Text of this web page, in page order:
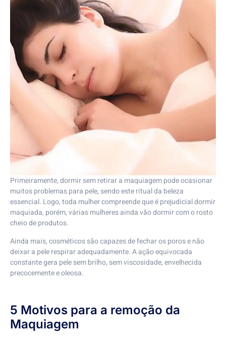
Primeiramente, dormir sem retirar a maquiagem pode ocasionar
muitos problemas para pele, sendo este ritual da beleza
essencial. Logo, toda mulher compreende que é prejudicial dormir
maquiada, porém, várias mulheres ainda vão dormir com o rosto
cheio de produtos.
Ainda mais, cosméticos são capazes de fechar os poros e não
deixar a pele respirar adequadamente. A ação equivocada
constante gera pele sem brilho, sem viscosidade, envelhecida
precocemente e oleosa.
5 Motivos para a remoção da
Maquiagem